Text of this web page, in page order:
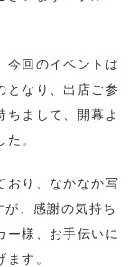
今回のイベントは
となり、出店ご参
ちまして、開幕よ
。
おり、なかなか写
、感謝の気持ち
ー様、お手伝いに
す。